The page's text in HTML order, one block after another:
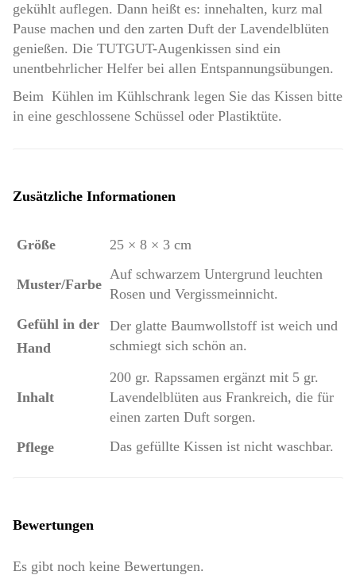
gekühlt auflegen. Dann heißt es: innehalten, kurz mal
Pause machen und den zarten Duft der Lavendelblüten
genießen. Die TUTGUT-Augenkissen sind ein
unentbehrlicher Helfer bei allen Entspannungsübungen.
Beim Kühlen im Kühlschrank legen Sie das Kissen bitte
in eine geschlossene Schüssel oder Plastiktüte.
Zusätzliche Informationen
Größe 25 × 8 × 3 cm
Muster/Farbe
Auf schwarzem Untergrund leuchten
Rosen und Vergissmeinnicht.
Gefühl in der
Hand
Der glatte Baumwollstoff ist weich und
schmiegt sich schön an.
Inhalt
200 gr. Rapssamen ergänzt mit 5 gr.
Lavendelblüten aus Frankreich, die für
einen zarten Duft sorgen.
Pflege
Das gefüllte Kissen ist nicht waschbar.
Bewertungen
Es gibt noch keine Bewertungen.